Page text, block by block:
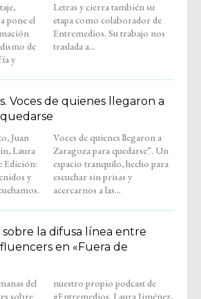
pone el
de
y
su
de
nos
traslada a...
Voces de quienes llegaron a
Juan
Laura
a
Un
acercarnos a las...
sobre la difusa línea entre
en «Fuera de
del
sobre
de